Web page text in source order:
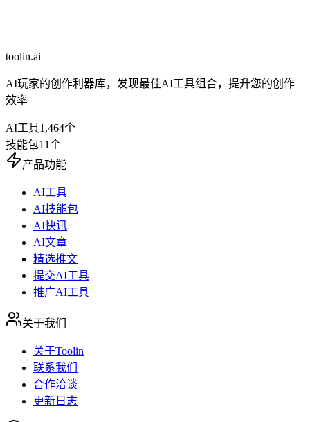
toolin.ai
AI玩家的创作利器库，发现最佳AI工具组合，提升您的创作
效率
AI工具1,464个
技能包11个
产品功能
AI工具
AI技能包
AI快讯
AI文章
精选推文
提交AI工具
推广AI工具
关于我们
关于Toolin
联系我们
合作洽谈
更新日志